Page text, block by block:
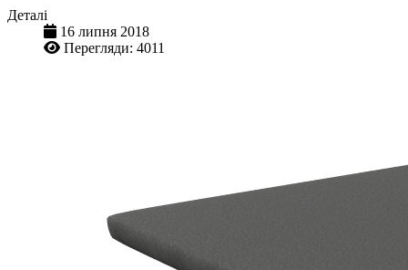
Деталі
16 липня 2018
Перегляди: 4011